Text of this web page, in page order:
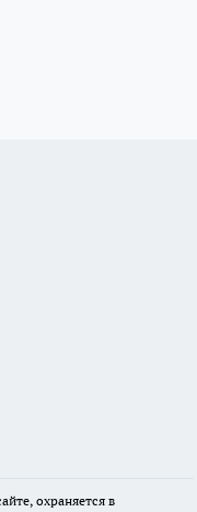
охраняется в